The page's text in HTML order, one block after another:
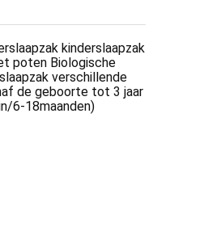
kinderslaapzak
poten Biologische
verschillende
de geboorte tot 3 jaar
6-18maanden)